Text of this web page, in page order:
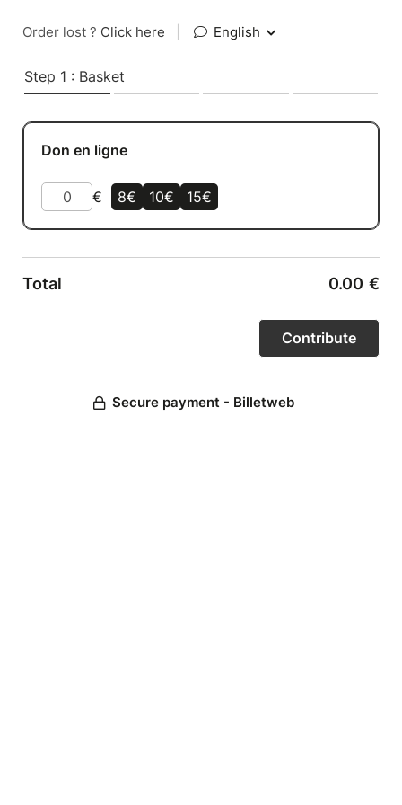
Order lost ? Click here English
Step 1 : Basket
Don en ligne
€ 8€ 10€ 15€
Total 0.00 €
Secure payment - Billetweb